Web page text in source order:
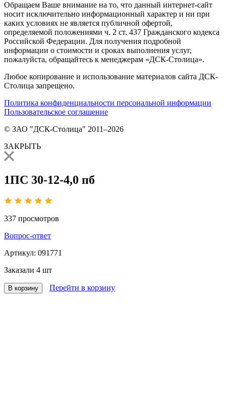
Обращаем Ваше внимание на то, что данный интернет-сайт
носит исключительно информационный характер и ни при
каких условиях не является публичной офертой,
определяемой положениями ч. 2 ст. 437 Гражданского кодекса
Российской Федерации. Для получения подробной
информации о стоимости и сроках выполнения услуг,
пожалуйста, обращайтесь к менеджерам «ДСК-Столица».
Любое копирование и использование материалов сайта ДСК-
Столица запрещено.
Политика конфиденциальности персональной информации
Пользовательское соглашение
© ЗАО "ДСК-Столица" 2011–2026
ЗАКРЫТЬ
1ПС 30-12-4,0 пб
337 просмотров
Вопрос-ответ
Артикул: 091771
Заказали 4 шт
В корзину Перейти в корзину